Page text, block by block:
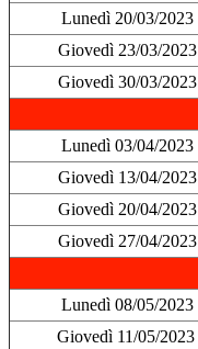
Lunedì 20/03/2023
Giovedì 23/03/2023
Giovedì 30/03/2023
Lunedì 03/04/2023
Giovedì 13/04/2023
Giovedì 20/04/2023
Giovedì 27/04/2023
Lunedì 08/05/2023
Giovedì 11/05/2023